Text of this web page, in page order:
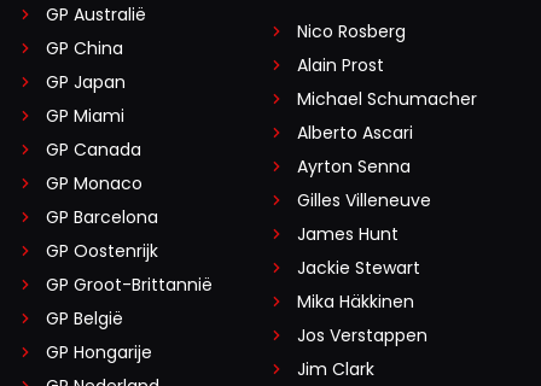
GP Australië
GP China
GP Japan
GP Miami
GP Canada
GP Monaco
GP Barcelona
GP Oostenrijk
GP Groot-Brittannië
GP België
GP Hongarije
Nico Rosberg
Alain Prost
Michael Schumacher
Alberto Ascari
Ayrton Senna
Gilles Villeneuve
James Hunt
Jackie Stewart
Mika Häkkinen
Jos Verstappen
Jim Clark